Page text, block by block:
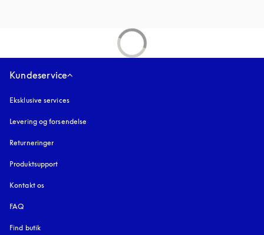
Kundeservice
Eksklusive services
Levering og forsendelse
Returneringer
Produktsupport
Kontakt os
FAQ
Find butik